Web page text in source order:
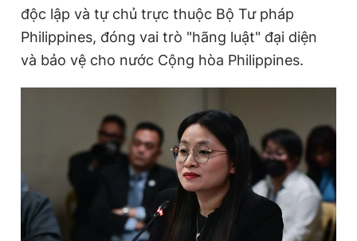
Tổng biên tập: Nguyễn Ngọc Toàn
Phó tổng biên tập thường trực: Hải Thành
Phó tổng biên tập: Lâm Hiếu Dũng
Tổng thư ký tòa soạn: Đức Trung
Giấy phép xuất bản số 110/GP - BTTTT cấp ngày 24.3.2020
chép dưới mọi hình thức nếu không có sự chấp thuận bằng văn
bản. Phát triển bởi ePi Technologies, JSC.
độc lập và tự chủ trực thuộc Bộ Tư pháp
Philippines, đóng vai trò "hãng luật" đại diện
và bảo vệ cho nước Cộng hòa Philippines.